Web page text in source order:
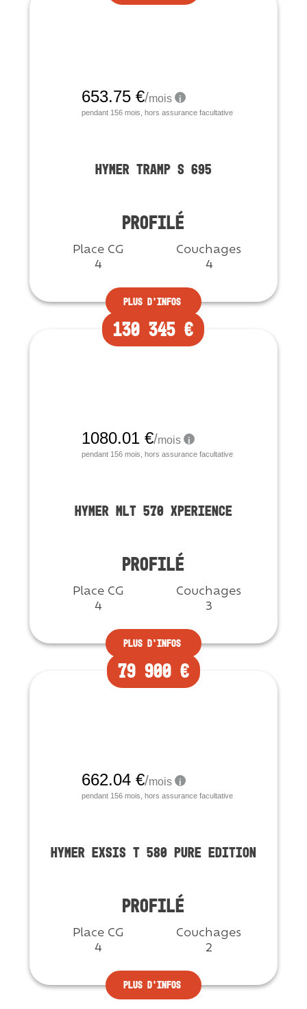
HYMER TRAMP S 695
PROFILÉ
Place CG
4
Couchages
4
Plus d'infos
130 345 €
HYMER MLT 570 XPERIENCE
PROFILÉ
Place CG
4
Couchages
3
Plus d'infos
79 900 €
HYMER EXSIS T 580 PURE EDITION
PROFILÉ
Place CG
4
Couchages
2
Plus d'infos